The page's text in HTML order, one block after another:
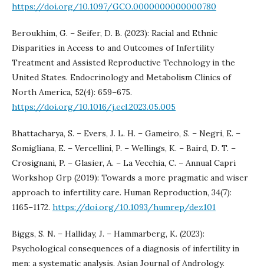
https://doi.org/10.1097/GCO.0000000000000780
Beroukhim, G. – Seifer, D. B. (2023): Racial and Ethnic
Disparities in Access to and Outcomes of Infertility
Treatment and Assisted Reproductive Technology in the
United States. Endocrinology and Metabolism Clinics of
North America, 52(4): 659–675.
https://doi.org/10.1016/j.ecl.2023.05.005
Bhattacharya, S. – Evers, J. L. H. – Gameiro, S. – Negri, E. –
Somigliana, E. – Vercellini, P. – Wellings, K. – Baird, D. T. –
Crosignani, P. – Glasier, A. – La Vecchia, C. – Annual Capri
Workshop Grp (2019): Towards a more pragmatic and wiser
approach to infertility care. Human Reproduction, 34(7):
1165–1172. https://doi.org/10.1093/humrep/dez101
Biggs, S. N. – Halliday, J. – Hammarberg, K. (2023):
Psychological consequences of a diagnosis of infertility in
men: a systematic analysis. Asian Journal of Andrology.